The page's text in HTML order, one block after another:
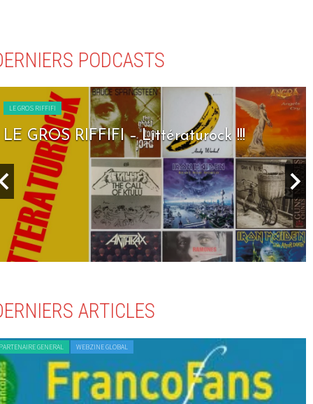
PODCASTS
LE GROS RIFFIFI
LE GROS RIFFIFI – Seven Days To
ARTICLES
GENERAL WEBZINE GLOBAL